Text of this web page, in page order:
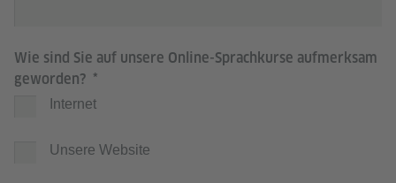
Wie sind Sie auf unsere Online-Sprachkurse aufmerksam
geworden?
Internet
Unsere Website